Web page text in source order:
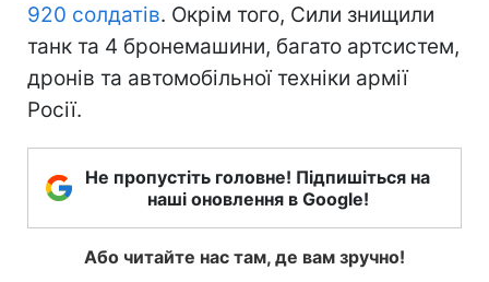
920 солдатів. Окрім того, Сили знищили
танк та 4 бронемашини, багато артсистем,
дронів та автомобільної техніки армії
Росії.
Не пропустіть головне! Підпишіться на
наші оновлення в Google!
Або читайте нас там, де вам зручно!